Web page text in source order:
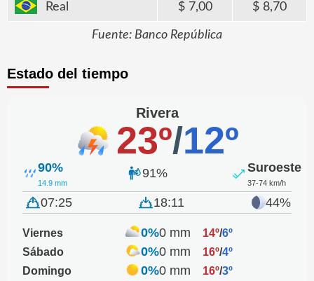
Real 7,00 8,70
Fuente: Banco República
Estado del tiempo
Rivera
23º/12º
90%
14.9 mm
91% Suroeste
37-74 km/h
07:25 18:11 44%
Viernes 0%0 mm 14º/6º
Sábado
0%0 mm 16º/4º
Domingo
0%0 mm 16º/3º